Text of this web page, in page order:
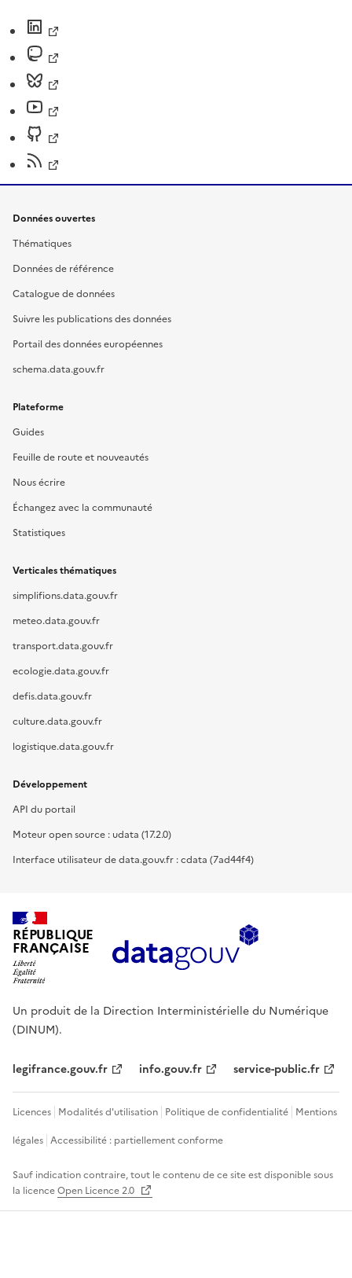
Données ouvertes
Thématiques
Données de référence
Catalogue de données
Suivre les publications des données
Portail des données européennes
schema.data.gouv.fr
Plateforme
Guides
Feuille de route et nouveautés
Nous écrire
Échangez avec la communauté
Statistiques
Verticales thématiques
simplifions.data.gouv.fr
meteo.data.gouv.fr
transport.data.gouv.fr
ecologie.data.gouv.fr
defis.data.gouv.fr
culture.data.gouv.fr
logistique.data.gouv.fr
Développement
API du portail
Moteur open source : udata (17.2.0)
Interface utilisateur de data.gouv.fr : cdata (7ad44f4)
RÉPUBLIQUE
FRANÇAISE
Un produit de la Direction Interministérielle du Numérique
(DINUM).
legifrance.gouv.fr info.gouv.fr service-public.fr
Licences Modalités d'utilisation Politique de confidentialité Mentions
légales Accessibilité : partiellement conforme
Sauf indication contraire, tout le contenu de ce site est disponible sous
la licenceOpen Licence 2.0